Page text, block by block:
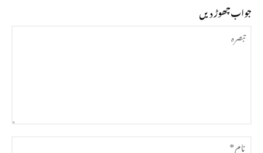
جواب چھوڑ دیں
تبصرہ
نام*